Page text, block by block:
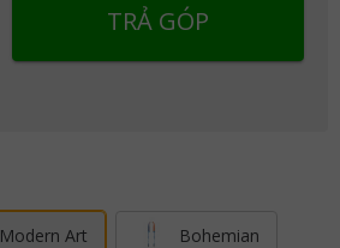
TRẢ GÓP
Modern Art Bohemian